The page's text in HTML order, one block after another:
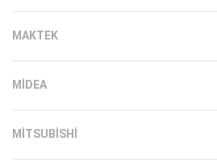
MAKTEK
MIDEA
MITSUBISHI